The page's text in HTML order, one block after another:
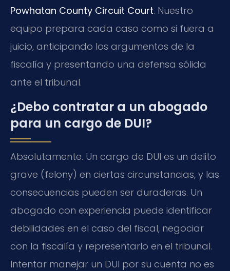
Powhatan County Circuit Court. Nuestro
equipo prepara cada caso como si fuera a
juicio, anticipando los argumentos de la
fiscalía y presentando una defensa sólida
ante el tribunal.
¿Debo contratar a un abogado
para un cargo de DUI?
Absolutamente. Un cargo de DUI es un delito
grave (felony) en ciertas circunstancias, y las
consecuencias pueden ser duraderas. Un
abogado con experiencia puede identificar
debilidades en el caso del fiscal, negociar
con la fiscalía y representarlo en el tribunal.
Intentar manejar un DUI por su cuenta no es